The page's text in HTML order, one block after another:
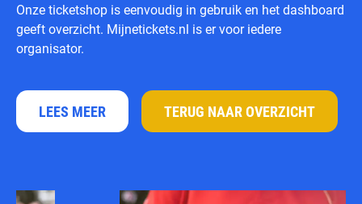
Onze ticketshop is eenvoudig in gebruik en het dashboard
geeft overzicht. Mijnetickets.nl is er voor iedere
organisator.
LEES MEER TERUG NAAR OVERZICHT